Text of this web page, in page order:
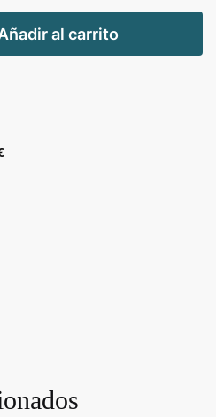
al carrito